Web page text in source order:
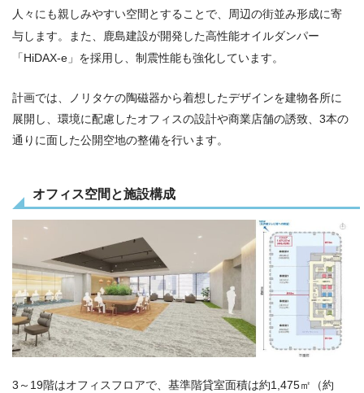
人々にも親しみやすい空間とすることで、周辺の街並み形成に寄
与します。また、鹿島建設が開発した高性能オイルダンパー
「HiDAX-e」を採用し、制震性能も強化しています。
計画では、ノリタケの陶磁器から着想したデザインを建物各所に
展開し、環境に配慮したオフィスの設計や商業店舗の誘致、3本の
通りに面した公開空地の整備を行います。
オフィス空間と施設構成
3～19階はオフィスフロアで、基準階貸室面積は約1,475㎡（約